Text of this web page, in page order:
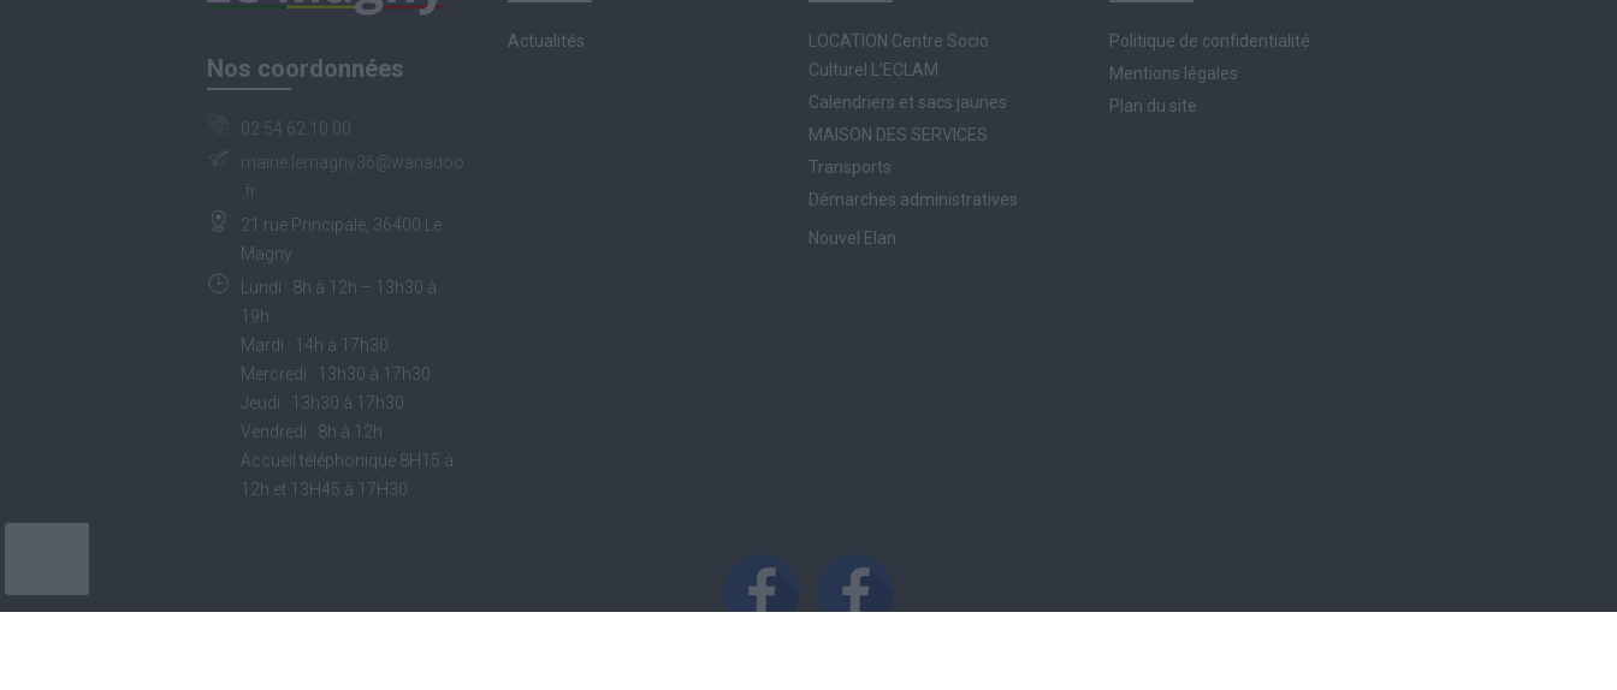
Nos coordonnées
02 54 62 10 00
mairie.lemagny36@wanadoo
.fr
21 rue Principale, 36400 Le
Magny
Lundi : 8h à 12h – 13h30 à
19h
Mardi : 14h à 17h30
Mercredi : 13h30 à 17h30
Jeudi : 13h30 à 17h30
Vendredi : 8h à 12h
Accueil téléphonique 8H15 à
12h et 13H45 à 17H30
Actualités
LOCATION Centre Socio
Culturel L’ECLAM
Calendriers et sacs jaunes
MAISON DES SERVICES
Transports
Démarches administratives
Nouvel Elan
Politique de confidentialité
Mentions légales
Plan du site